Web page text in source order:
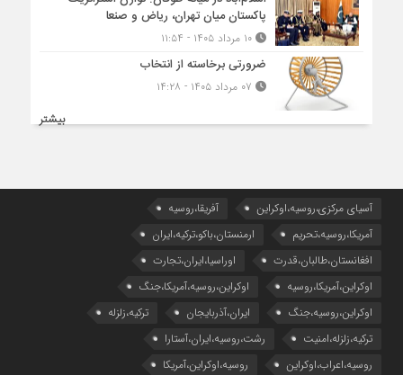
پاکستان میان تهران، ریاض و صنعا
۱۰ مرداد ۱۴۰۵ - ۱۱:۵۴
ضرورتی برخاسته از انتخاب
بیشتر
آسیای مرکزی،روسیه،اوکراین
آفریقا،روسیه
آمریکا،روسیه،تحریم
ارمنستان،باکو،ترکیه،ایران
افغانستان،طالبان،قدرت
اوراسیا،ایران،تجارت
اوکراین،آمریکا،روسیه
اوکراین،روسیه،آمریکا،جنگ
اوکراین،روسیه،جنگ
ایران،آذربایجان
ترکیه،زلزله
ترکیه،زلزله،امنیت
رشت،روسیه،ایران،آستارا
روسیه،اعراب،اوکراین
روسیه،اوکراین،آمریکا